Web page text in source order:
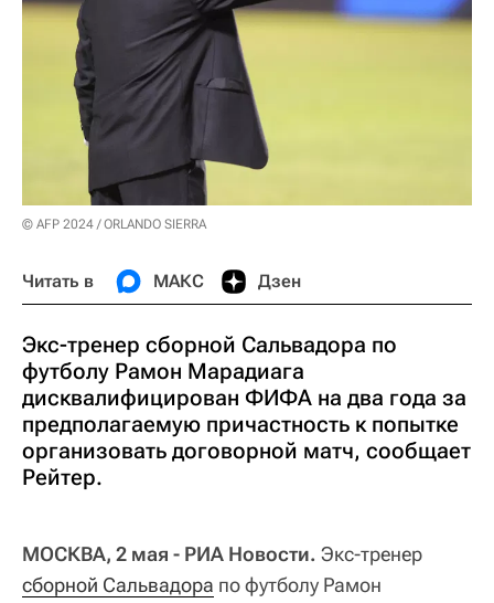
© AFP 2024 / ORLANDO SIERRA
Читать в МАКС Дзен
Экс-тренер сборной Сальвадора по
футболу Рамон Марадиага
дисквалифицирован ФИФА на два года за
предполагаемую причастность к попытке
организовать договорной матч, сообщает
Рейтер.
МОСКВА, 2 мая - РИА Новости. Экс-тренер
сборной Сальвадора по футболу Рамон